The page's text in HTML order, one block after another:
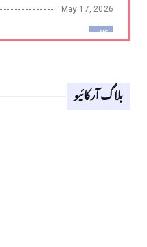
May 17, 2026
کالم
Apr 18, 2026
بلاگ آرکائیو